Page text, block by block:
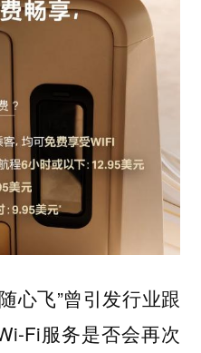
心飞”曾引发行业跟
Fi服务是否会再次